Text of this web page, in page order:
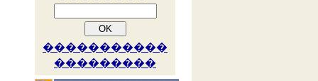
�����������
���������